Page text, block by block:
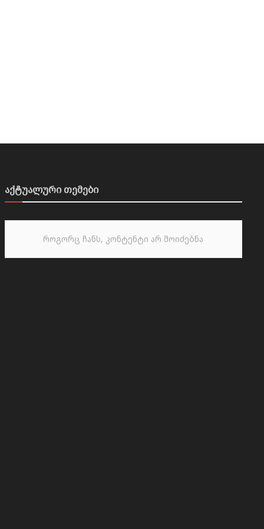
აქტუალური თემები
როგორც ჩანს, კონტენტი არ მოიძებნა